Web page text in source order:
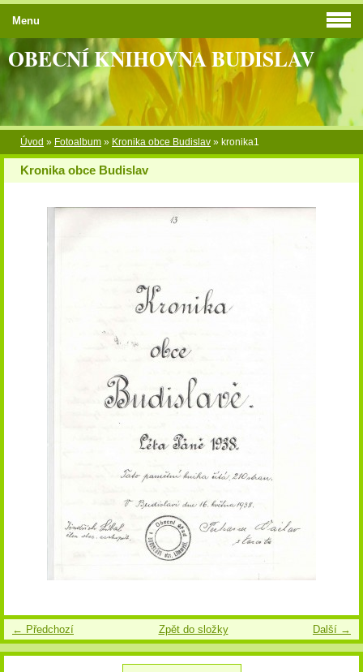
OBECNÍ KNIHOVNA BUDISLAV
Úvod » Fotoalbum » Kronika obce Budislav » kronika1
Kronika obce Budislav
← Předchozí Další →
Zpět do složky
Menu